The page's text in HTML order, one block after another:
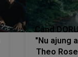
Când
"Nu ajung
Theo